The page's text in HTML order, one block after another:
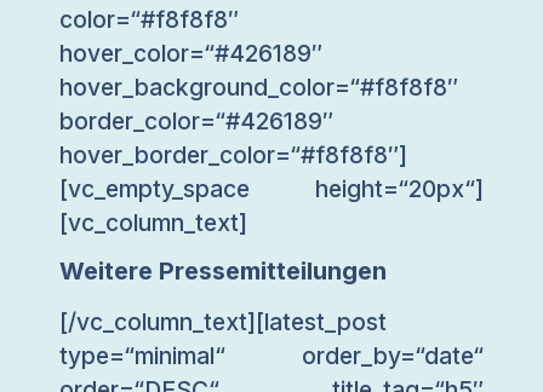
color=“#f8f8f8″
hover_color=“#426189″
hover_background_color=“#f8f8f8″
border_color=“#426189″
hover_border_color=“#f8f8f8″]
[vc_empty_space height=“20px“]
[vc_column_text]
Weitere Pressemitteilungen
[/vc_column_text][latest_post
type=“minimal“ order_by=“date“